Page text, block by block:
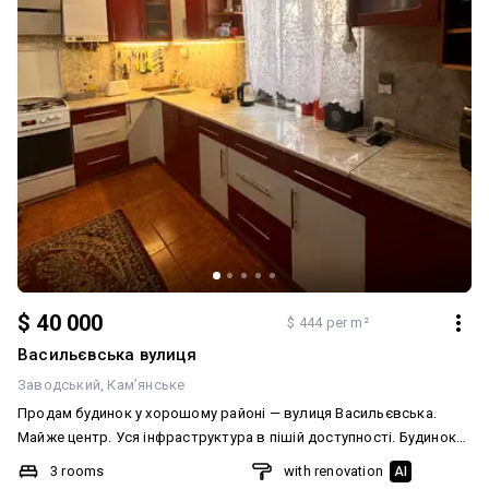
$ 40 000 $ 444 per m²
Васильєвська вулиця
Заводський Кам’янське
Продам будинок у хорошому районі — вулиця Васильєвська.
Майже центр. Уся інфраструктура в пішій доступності. Будинок
складається з трьох кімнат, великого коридору, кухні та
3 rooms
with renovation AI